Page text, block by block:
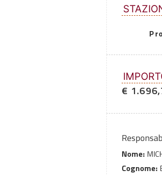
€
Nome:
Cognome: